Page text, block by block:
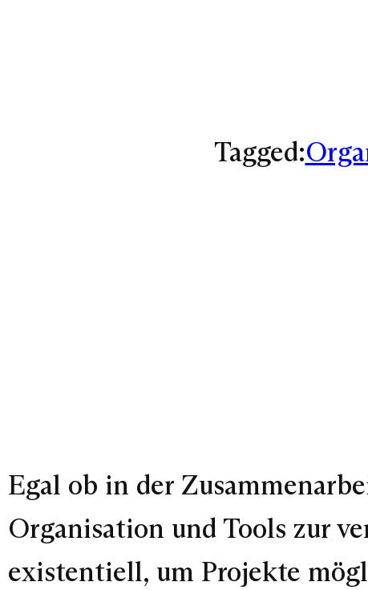
Tagged:
Egal ob in der
Organisation und Tools zur
existentiell, um Projekte